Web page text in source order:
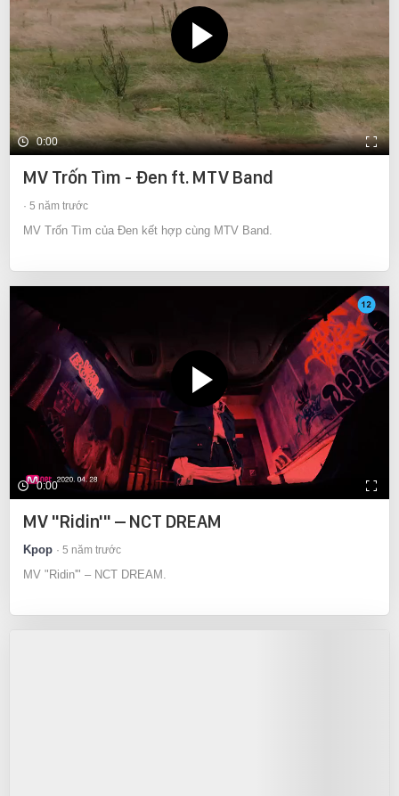
0:00
MV Trốn Tìm - Đen ft. MTV Band
5 năm trước
MV Trốn Tìm của Đen kết hợp cùng MTV Band.
0:00
MV "Ridin'" – NCT DREAM
Kpop 5 năm trước
MV "Ridin'" – NCT DREAM.